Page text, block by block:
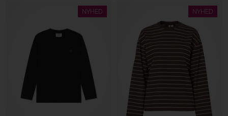
NYHED NYHED